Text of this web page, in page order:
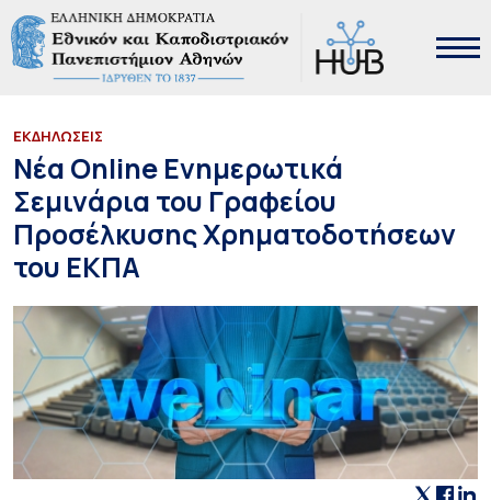
ΕΚΔΗΛΩΣΕΙΣ
Νέα Online Ενημερωτικά
Σεμινάρια του Γραφείου
Προσέλκυσης Χρηματοδοτήσεων
του ΕΚΠΑ